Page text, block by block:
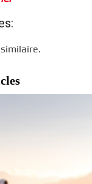
similaire.